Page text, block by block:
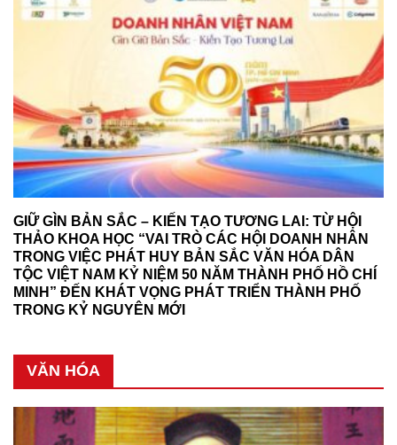
GIỮ GÌN BẢN SẮC – KIẾN TẠO TƯƠNG LAI: TỪ HỘI
THẢO KHOA HỌC “VAI TRÒ CÁC HỘI DOANH NHÂN
TRONG VIỆC PHÁT HUY BẢN SẮC VĂN HÓA DÂN
TỘC VIỆT NAM KỶ NIỆM 50 NĂM THÀNH PHỐ HỒ CHÍ
MINH” ĐẾN KHÁT VỌNG PHÁT TRIỂN THÀNH PHỐ
TRONG KỶ NGUYÊN MỚI
VĂN HÓA